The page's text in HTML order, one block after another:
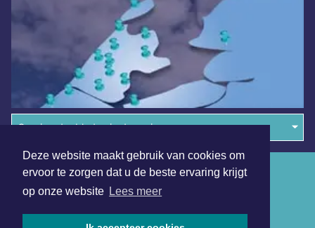
Deze website maakt gebruik van cookies om
ervoor te zorgen dat u de beste ervaring krijgt
op onze website Lees meer
Overige dagbladen in de regio
Algemene voorwaarden
Disclaimer